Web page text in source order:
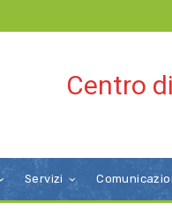
Centro
Servizi